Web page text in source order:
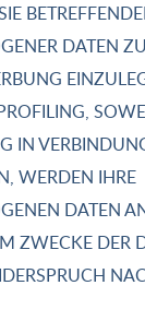
DATEN
IN
WERDEN IHRE
DATEN
ZWECKE DER